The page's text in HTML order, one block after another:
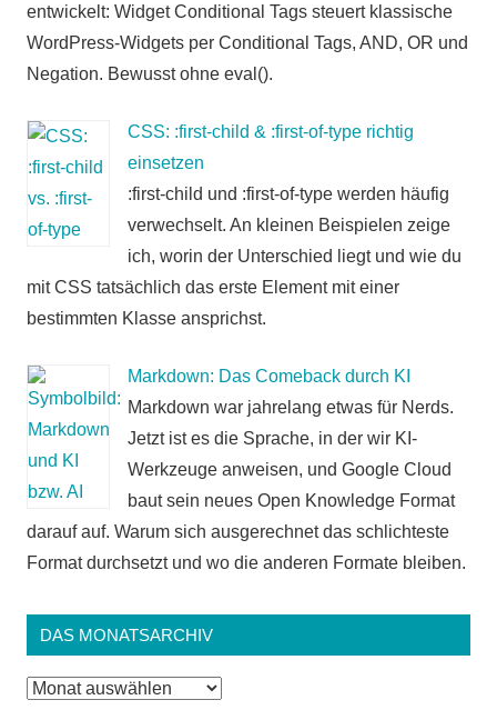
entwickelt: Widget Conditional Tags steuert klassische
WordPress-Widgets per Conditional Tags, AND, OR und
Negation. Bewusst ohne eval().
CSS: :first-child & :first-of-type richtig
einsetzen
:first-child und :first-of-type werden häufig
verwechselt. An kleinen Beispielen zeige
ich, worin der Unterschied liegt und wie du
mit CSS tatsächlich das erste Element mit einer
bestimmten Klasse ansprichst.
Markdown: Das Comeback durch KI
Markdown war jahrelang etwas für Nerds.
Jetzt ist es die Sprache, in der wir KI-
Werkzeuge anweisen, und Google Cloud
baut sein neues Open Knowledge Format
darauf auf. Warum sich ausgerechnet das schlichteste
Format durchsetzt und wo die anderen Formate bleiben.
DAS MONATSARCHIV
Das